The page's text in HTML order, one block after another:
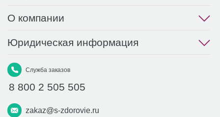
О компании
Юридическая информация
Служба заказов
8 800 2 505 505
zakaz@s-zdorovie.ru